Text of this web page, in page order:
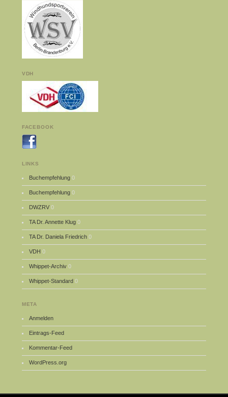
VDH
FACEBOOK
LINKS
Buchempfehlung 0
Buchempfehlung 0
DWZRV 0
TA Dr. Annette Klug 0
TA Dr. Daniela Friedrich 0
VDH 0
Whippet-Archiv 0
Whippet-Standard 0
META
Anmelden
Eintrags-Feed
Kommentar-Feed
WordPress.org